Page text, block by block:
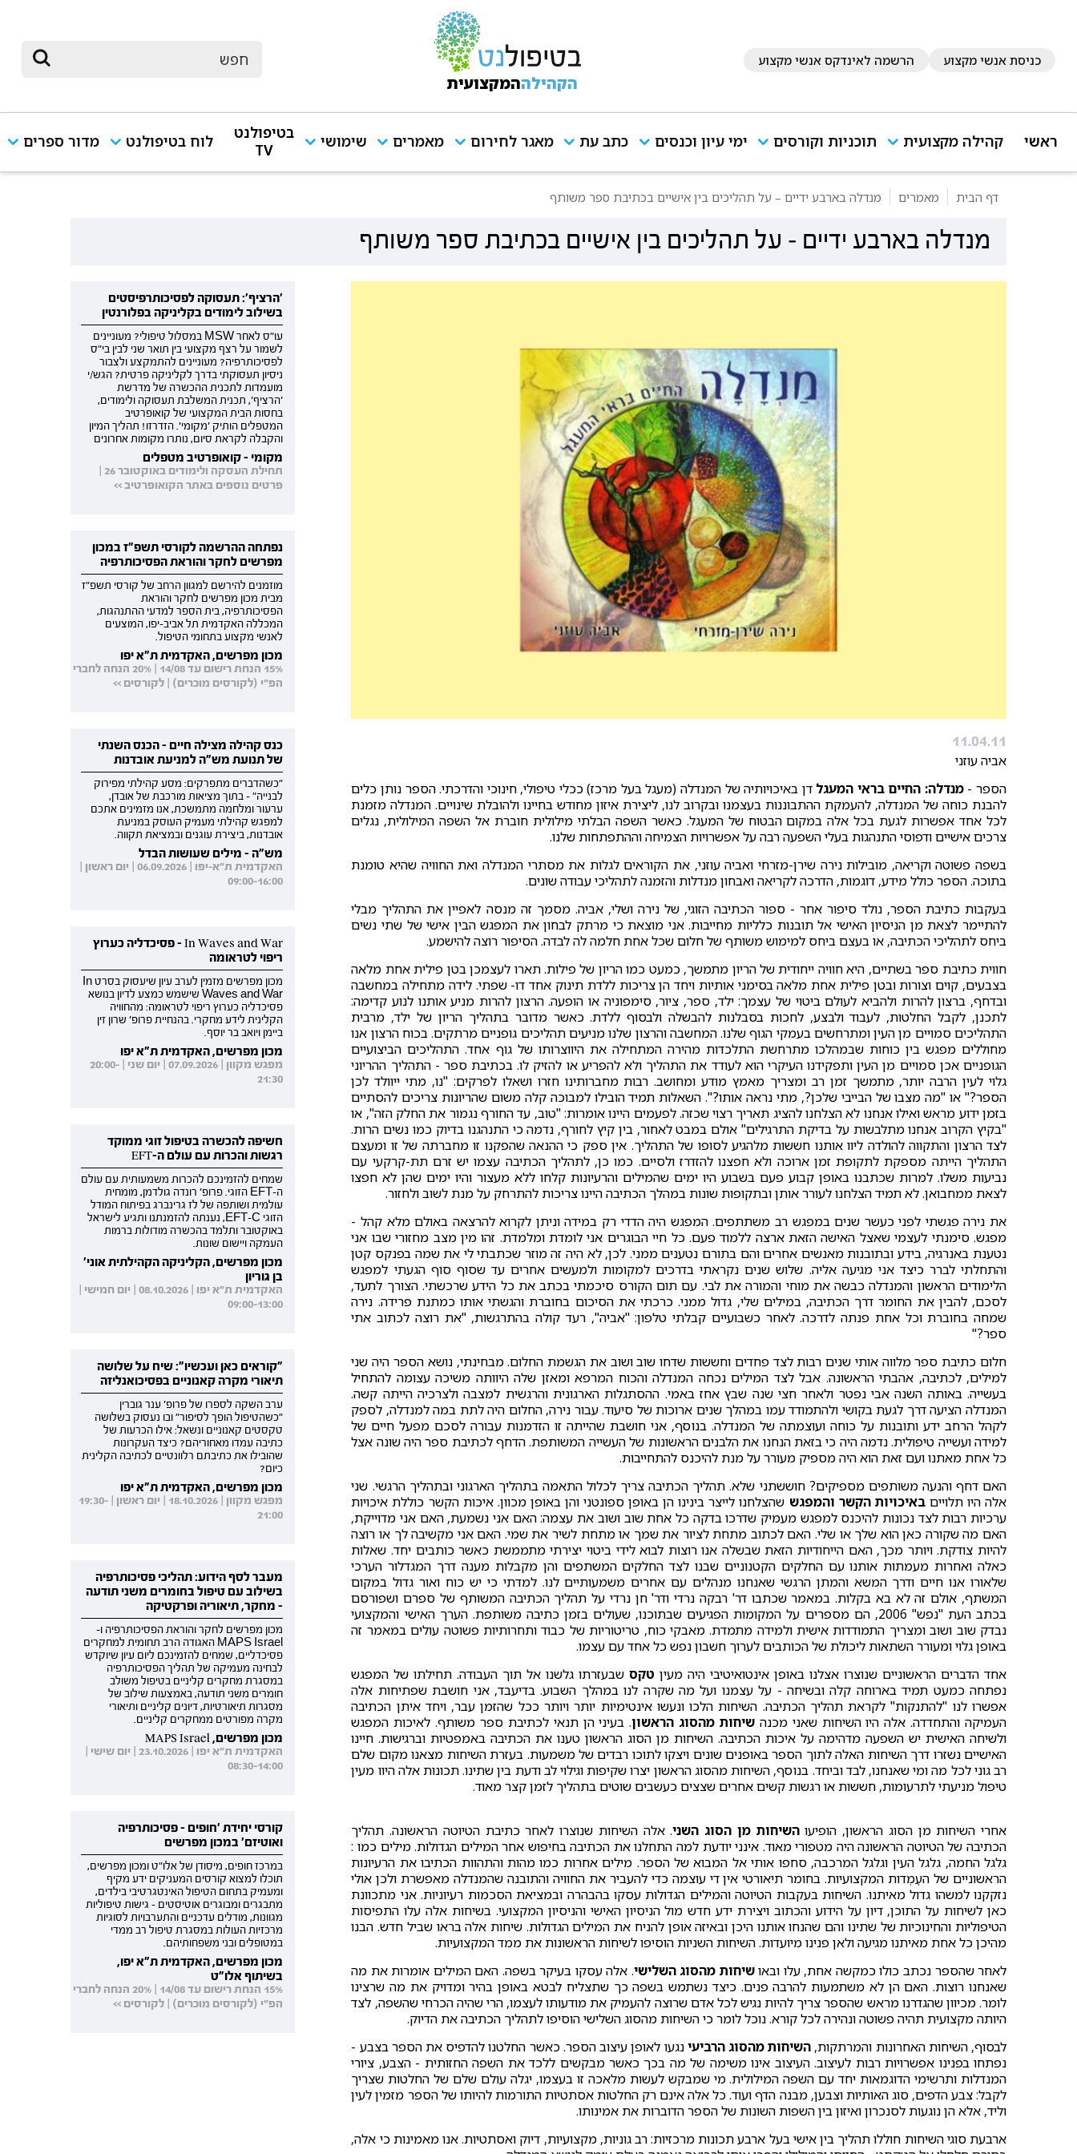
כניסת אנשי מקצוע הרשמה לאינדקס אנשי מקצוע
הקהילההמקצועית
ראשי קהילה מקצועית תוכניות וקורסים ימי עיון וכנסים כתב עת מאגר לחירום מאמרים שימושי
בטיפולנט
TV
לוח בטיפולנט מדור ספרים
דף הבית מאמרים מנדלה בארבע ידיים – על תהליכים בין אישיים בכתיבת ספר משותף
מנדלה בארבע ידיים – על תהליכים בין אישיים בכתיבת ספר משותף
11.04.11
אביה עוזני
הספר -מנדלה: החיים בראי המעגל דן באיכויותיה של המנדלה (מעגל בעל מרכז) ככלי טיפולי, חינוכי והדרכתי. הספר נותן כלים
להבנת כוחה של המנדלה, להעמקת ההתבוננות בעצמנו ובקרוב לנו, ליצירת איזון מחודש בחיינו ולהובלת שינויים. המנדלה מזמנת
לכל אחד אפשרות לגעת בכל אלה במקום הבטוח של המעגל. כאשר השפה הבלתי מילולית חוברת אל השפה המילולית, נגלים
צרכים אישיים ודפוסי התנהגות בעלי השפעה רבה על אפשרויות הצמיחה וההתפתחות שלנו.
בשפה פשוטה וקריאה, מובילות נירה שירן-מזרחי ואביה עוזני, את הקוראים לגלות את מסתרי המנדלה ואת החוויה שהיא טומנת
בתוכה. הספר כולל מידע, דוגמות, הדרכה לקריאה ואבחון מנדלות והזמנה לתהליכי עבודה שונים.
בעקבות כתיבת הספר, נולד סיפור אחר - ספור הכתיבה הזוגי, של נירה ושלי, אביה. מסמך זה מנסה לאפיין את התהליך מבלי
להתיימר לצאת מן הניסיון האישי אל תובנות כלליות מחייבות. אני מוצאת כי מרתק לבחון את המפגש הבין אישי של שתי נשים
ביחס לתהליכי הכתיבה, או בעצם ביחס למימוש משותף של חלום שכל אחת חלמה לה לבדה. הסיפור רוצה להישמע.
חווית כתיבת ספר בשתיים, היא חוויה ייחודית של הריון מתמשך, כמעט כמו הריון של פילות. תארו לעצמכן בטן פילית אחת מלאה
בצבעים, קוים וצורות ובטן פילית אחת מלאה בסימני אותיות ויחד הן צריכות ללדת תינוק אחד דו- שפתי. לידה מתחילה במחשבה
ובדחף, ברצון להרות ולהביא לעולם ביטוי של עצמך: ילד, ספר, ציור, סימפוניה או הופעה. הרצון להרות מניע אותנו לנוע קדימה:
לתכנן, לקבל החלטות, לעבוד ולבצע, לחכות בסבלנות להבשלה ולבסוף ללדת. כאשר מדובר בתהליך הריון של ילד, מרבית
התהליכים סמויים מן העין ומתרחשים בעמקי הגוף שלנו. המחשבה והרצון שלנו מניעים תהליכים גופניים מרתקים. בכוח הרצון אנו
מחוללים מפגש בין כוחות שבמהלכו מתרחשת התלכדות מהירה המתחילה את היווצרותו של גוף אחד. התהליכים הביצועיים
הגופניים אכן סמויים מן העין ותפקידנו העיקרי הוא לעודד את התהליך ולא להפריע או להזיק לו. בכתיבת ספר - התהליך ההריוני
גלוי לעין הרבה יותר, מתמשך זמן רב ומצריך מאמץ מודע ומחושב. רבות מחברותינו חזרו ושאלו לפרקים: "נו, מתי ייוולד לכן
הספר?" או "מה מצבו של הבייבי שלכן?, מתי נראה אותו?". השאלות תמיד הובילו למבוכה קלה משום שהריונות צריכים להסתיים
בזמן ידוע מראש ואילו אנחנו לא הצלחנו להציג תאריך רצוי שכזה. לפעמים היינו אומרות: "טוב, עד החורף נגמור את החלק הזה", או
"בקיץ הקרוב אנחנו מתלבשות על בדיקת התרגילים" אולם במבט לאחור, בין קיץ לחורף, נדמה כי התנהגנו בדיוק כמו נשים הרות.
לצד הרצון והתקווה להולדה ליוו אותנו חששות מלהגיע לסופו של התהליך. אין ספק כי ההנאה שהפקנו זו מחברתה של זו ומעצם
התהליך הייתה מספקת לתקופת זמן ארוכה ולא חפצנו להזדרז ולסיים. כמו כן, לתהליך הכתיבה עצמו יש זרם תת-קרקעי עם
נביעות משלו. למרות שכתבנו באופן קבוע פעם בשבוע היו ימים שהמילים והרעיונות קלחו ללא מעצור והיו ימים שהן לא חפצו
לצאת ממחבואן. לא תמיד הצלחנו לעורר אותן ובתקופות שונות במהלך הכתיבה היינו צריכות להתרחק על מנת לשוב ולחזור.
את נירה פגשתי לפני כעשר שנים במפגש רב משתתפים. המפגש היה הדדי רק במידה וניתן לקרוא להרצאה באולם מלא קהל -
מפגש. סימנתי לעצמי שאצל האישה הזאת ארצה ללמוד פעם. כל חיי הבוגרים אני לומדת ומלמדת. זהו מין מצב מחזורי שבו אני
נטענת באנרגיה, בידע ובתובנות מאנשים אחרים והם בתורם נטענים ממני. לכן, לא היה זה מוזר שכתבתי לי את שמה בפנקס קטן
והתחלתי לברר כיצד אני מגיעה אליה. שלוש שנים נקראתי בדרכים למקומות ולמעשים אחרים עד שסוף סוף הגעתי למפגש
הלימודים הראשון והמנדלה כבשה את מוחי והמורה את לבי. עם תום הקורס סיכמתי בכתב את כל הידע שרכשתי. הצורך לתעד,
לסכם, להבין את החומר דרך הכתיבה, במילים שלי, גדול ממני. כרכתי את הסיכום בחוברת והגשתי אותו כמתנת פרידה. נירה
שמחה בחוברת וכל אחת פנתה לדרכה. לאחר כשבועיים קבלתי טלפון: "אביה", רעד קולה בהתרגשות, "את רוצה לכתוב אתי
ספר?"
חלום כתיבת ספר מלווה אותי שנים רבות לצד פחדים וחששות שדחו שוב ושוב את הגשמת החלום. מבחינתי, נושא הספר היה שני
למילים, לכתיבה, אהבתי הראשונה. אבל לצד המילים נכחה המנדלה והכוח המרפא ומאזן שלה היוותה משיכה עצומה להתחיל
בעשייה. באותה השנה אבי נפטר ולאחר חצי שנה שבץ אחז באמי. ההסתגלות הארגונית והרגשית למצבה ולצרכיה הייתה קשה.
המנדלה הציעה דרך לגעת בקושי ולהתמודד עמו במהלך שנים ארוכות של סיעוד. עבור נירה, החלום היה לתת במה למנדלה, לספק
לקהל הרחב ידע ותובנות על כוחה ועוצמתה של המנדלה. בנוסף, אני חושבת שהייתה זו הזדמנות עבורה לסכם מפעל חיים של
למידה ועשייה טיפולית. נדמה היה כי בזאת הנחנו את הלבנים הראשונות של העשייה המשותפת. הדחף לכתיבת ספר היה שונה אצל
כל אחת מאתנו ועם זאת הוא היה מספיק מעורר על מנת להיכנס להתחייבות.
האם דחף והנעה משותפים מספיקים? חוששתני שלא. תהליך הכתיבה צריך לכלול התאמה בתהליך הארגוני ובתהליך הרגשי. שני
אלה היו תלוייםבאיכויות הקשר והמפגש שהצלחנו לייצר בינינו הן באופן ספונטני והן באופן מכוון. איכות הקשר כוללת איכויות
ערכיות רבות לצד נכונות להיכנס למפגש מעמיק שדרכו בדקה כל אחת שוב ושוב את עצמה: האם אני נשמעת, האם אני מדוייקת,
האם מה שקורה כאן הוא שלך או שלי. האם לכתוב מתחת לציור את שמך או מתחת לשיר את שמי. האם אני מקשיבה לך או רוצה
להיות צודקת. ויותר מכך, האם הייחודיות הזאת שבשלה אנו רוצות לבוא לידי ביטוי יצירתי מתממשת כאשר כותבים יחד. שאלות
כאלה ואחרות מעמתות אותנו עם החלקים הקטנוניים שבנו לצד החלקים המשתפים והן מקבלות מענה דרך המגדלור הערכי
שלאורו אנו חיים ודרך המשא והמתן הרגשי שאנחנו מנהלים עם אחרים משמעותיים לנו. למדתי כי יש כוח ואור גדול במקום
המשתף, אולם זה לא בא בקלות. במאמר שכתבו דר' רבקה נרדי ודר' חן נרדי על תהליך הכתיבה המשותף של ספרם ושפורסם
בכתב העת "נפש" 2006, הם מספרים על המקומות הפגיעים שבתוכנו, שעולים בזמן כתיבה משותפת. הערך האישי והמקצועי
נבדק שוב ושוב ומצריך התמודדות אישית ולמידה מתמדת. מאבקי כוח, טריטוריות של כבוד ותחרותיות פשוטה עולים במאמר זה
באופן גלוי ומעורר השתאות ליכולת של הכותבים לערוך חשבון נפש כל אחד עם עצמו.
אחד הדברים הראשוניים שנוצרו אצלנו באופן אינטואיטיבי היה מעין טקסשבעזרתו גלשנו אל תוך העבודה. תחילתו של המפגש
נפתחה כמעט תמיד בארוחה קלה ובשיחה - על עצמנו ועל מה שקרה לנו במהלך השבוע. בדיעבד, אני חושבת שפתיחות אלה
אפשרו לנו "להתנקות" לקראת תהליך הכתיבה. השיחות הלכו ונעשו אינטימיות יותר ויותר ככל שהזמן עבר, ויחד איתן הכתיבה
העמיקה והתחדדה. אלה היו השיחות שאני מכנה שיחות מהסוג הראשון. בעיני הן תנאי לכתיבת ספר משותף. לאיכות המפגש
ולשיחה האישית יש השפעה מדהימה על איכות הכתיבה. השיחות מן הסוג הראשון טענו את הכתיבה באמפטיות וברגישות. חיינו
האישיים נשזרו דרך השיחות האלה לתוך הספר באופנים שונים ויצקו לתוכו רבדים של משמעות. בעזרת השיחות מצאנו מקום שלם
רב גוני לכל מה ומי שאנחנו, לבד וביחד. בנוסף, השיחות מהסוג הראשון יצרו שקיפות וגילוי לב ודעת בין שתינו. תכונות אלה היוו מעין
טיפול מניעתי לתרעומות, חששות או רגשות קשים אחרים שצצים כעשבים שוטים בתהליך לזמן קצר מאוד.
אחרי השיחות מן הסוג הראשון, הופיעוהשיחות מן הסוג השני. אלה השיחות שנוצרו לאחר כתיבת הטיוטה הראשונה. תהליך
הכתיבה של הטיוטה הראשונה היה מטפורי מאוד. אינני יודעת למה התחלנו את הכתיבה בחיפוש אחר המילים הגדולות. מילים כמו :
גלגל החמה, גלגל העין וגלגל המרכבה, סחפו אותי אל המבוא של הספר. מילים אחרות כמו מהות והתהוות הכתיבו את הרעיונות
הראשוניים של העֶמְדות המקצועיות. בחומר תיאורטי אין די עוצמה כדי להעביר את החוויה והתובנה שהמנדלה מאפשרת ולכן אולי
נזקקנו למשהו גדול מאיתנו. השיחות בעקבות הטיוטה והמילים הגדולות עסקו בהבהרה ובמציאת הסכמות רעיוניות. אני מתכוונת
כאן לשיחות על התוכן, דיון על הידוע והכתוב ויצירת ידע חדש מול הניסיון האישי והניסיון המקצועי. בשיחות אלה עלו התפיסות
הטיפוליות והחינוכיות של שתינו והם שהנחו אותנו היכן ובאיזה אופן להניח את המילים הגדולות. שיחות אלה בראו שביל חדש. הבנו
מהיכן כל אחת מאיתנו מגיעה ולאן פנינו מיועדות. השיחות השניות הוסיפו לשיחות הראשונות את ממד המקצועיות.
לאחר שהספר נכתב כולו כמקשה אחת, עלו ובאושיחות מהסוג השלישי. אלה עסקו בעיקר בשפה. האם המילים אומרות את מה
שאנחנו רוצות. האם הן לא משתמעות להרבה פנים. כיצד נשתמש בשפה כך שתצליח לבטא באופן בהיר ומדויק את מה שרצינו
לומר. מכיוון שהגדרנו מראש שהספר צריך להיות נגיש לכל אדם שרוצה להעמיק את מודעותו לעצמו, הרי שהיה הכרחי שהשפה, לצד
היותה מקצועית תהיה פשוטה ונהירה לכל קורא. נוכל לומר כי השיחות מהסוג השלישי הוסיפו לתהליך הכתיבה את הדיוק.
לבסוף, השיחות האחרונות והמרתקות, השיחות מהסוג הרביעינגעו לאופן עיצוב הספר. כאשר החלטנו להדפיס את הספר בצבע -
נפתחו בפנינו אפשרויות רבות לעיצוב. העיצוב אינו משימה של מה בכך כאשר מבקשים ללכד את השפה החזותית - הצבע, ציורי
המנדלות ותרשימי הדוגמאות יחד עם השפה המילולית. מי שמבקש לעשות מלאכה זו בעצמו, יגלה עולם שלם של החלטות שצריך
לקבל: צבע הדפים, סוג האותיות וצבען, מבנה הדף ועוד. כל אלה אינם רק החלטות אסתטיות התורמות להיותו של הספר מזמין לעין
וליד, אלא הן נוגעות לסנכרון ואיזון בין השפות השונות של הספר הדוברות את אמינותו.
ארבעת סוגי השיחות חוללו תהליך בין אישי בעל ארבע תכונות מרכזיות: רב גוניות, מקצועיות, דיוק ואסתטיות. אנו מאמינות כי אלה,
'הרציף': תעסוקה לפסיכותרפיסטים
בשילוב לימודים בקליניקה בפלורנטין
עו"ס לאחר MSW במסלול טיפולי? מעוניינים
לשמור על רצף מקצועי בין תואר שני לבין בי"ס
לפסיכותרפיה? מעוניינים להתמקצע ולצבור
ניסיון תעסוקתי בדרך לקליניקה פרטית? הגש/י
מועמדות לתכנית ההכשרה של מדרשת
'הרציף', תכנית המשלבת תעסוקה ולימודים,
בחסות הבית המקצועי של קואופרטיב
המטפלים הותיק 'מקומי'. הזדרזו! תהליך המיון
והקבלה לקראת סיום, נותרו מקומות אחרונים
מקומי - קואופרטיב מטפלים
תחילת העסקה ולימודים באוקטובר 26 |
פרטים נוספים באתר הקואופרטיב >>
נפתחה ההרשמה לקורסי תשפ"ז במכון
מפרשים לחקר והוראת הפסיכותרפיה
מוזמנים להירשם למגוון הרחב של קורסי תשפ"ז
מבית מכון מפרשים לחקר והוראת
הפסיכותרפיה, בית הספר למדעי ההתנהגות,
המכללה האקדמית תל אביב-יפו, המוצעים
לאנשי מקצוע בתחומי הטיפול.
מכון מפרשים, האקדמית ת"א יפו
15% הנחת רישום עד 14/08 | 20% הנחה לחברי
הפ"י (לקורסים מוכרים) | לקורסים >>
כנס קהילה מצילה חיים - הכנס השנתי
של תנועת מש"ה למניעת אובדנות
"כשהדברים מתפרקים: מסע קהילתי מפירוק
לבנייה" - בתוך מציאות מורכבת של אובדן,
ערעור ומלחמה מתמשכת, אנו מזמינים אתכם
למפגש קהילתי מעמיק העוסק במניעת
אובדנות, ביצירת עוגנים ובמציאת תקווה.
מש"ה - מילים שעושות הבדל
האקדמית ת"א-יפו | 06.09.2026 | יום ראשון |
09:00-16:00
In Waves and War - פסיכדליה כערוץ
ריפוי לטראומה
מכון מפרשים מזמין לערב עיון שיעסוק בסרט In
Waves and War שישמש כמצע לדיון בנושא
פסיכדליה כערוץ ריפוי לטראומה: מהחוויה
הקלינית לידע מחקרי. בהנחיית פרופ' שרון זין
ביימן ויואב בר יוסף.
מכון מפרשים, האקדמית ת"א יפו
מפגש מקוון | 07.09.2026 | יום שני | 20:00-
21:30
חשיפה להכשרה בטיפול זוגי ממוקד
רגשות והכרות עם עולם ה-EFT
שמחים להזמינכם להכרות משמעותית עם עולם
ה-EFT הזוגי. פרופ' רונדה גולדמן, מומחית
עולמית ושותפה של לז גרינברג בפיתוח המודל
הזוגי EFT-C, נענתה להזמנתנו ותגיע לישראל
באוקטובר ותלמד בהכשרה מודולות ברמות
העמקה ויישום שונות.
מכון מפרשים, הקליניקה הקהילתית אוני'
בן גוריון
האקדמית ת"א יפו | 08.10.2026 | יום חמישי |
09:00-13:00
"קוראים כאן ועכשיו": שיח על שלושה
תיאורי מקרה קאנוניים בפסיכואנליזה
ערב השקה לספרו של פרופ' ענר גוברין
"כשהטיפול הופך לסיפור" ובו נעסוק בשלושה
טקסטים קאנוניים ונשאל: אילו הכרעות של
כתיבה עמדו מאחוריהם? כיצד העקרונות
שהובילו את כתיבתם רלוונטיים לכתיבה הקלינית
כיום?
מכון מפרשים, האקדמית ת"א יפו
מפגש מקוון | 18.10.2026 | יום ראשון | 19:30-
21:00
מעבר לסף הידוע: תהליכי פסיכותרפיה
בשילוב עם טיפול בחומרים משני תודעה
- מחקר, תיאוריה ופרקטיקה
מכון מפרשים לחקר והוראת הפסיכותרפיה ו-
MAPS Israel האגודה הרב תחומית למחקרים
פסיכדליים, שמחים להזמינכם ליום עיון שיוקדש
לבחינה מעמיקה של תהליך הפסיכותרפיה
במסגרת מחקרים קליניים בטיפול משולב
חומרים משני תודעה, באמצעות שילוב של
מסגרות תיאורטיות, דיונים קליניים ותיאורי
מקרה מפורטים ממחקרים קליניים.
מכון מפרשים, MAPS Israel
האקדמית ת"א יפו | 23.10.2026 | יום שישי |
08:30-14:00
קורסי יחידת 'חופים - פסיכותרפיה
ואוטיזם' במכון מפרשים
במרכז חופים, מיסודן של אלו"ט ומכון מפרשים,
תוכלו למצוא קורסים המעניקים ידע מקיף
ומעמיק בתחום הטיפול האינטגרטיבי בילדים,
מתבגרים ומבוגרים אוטיסטים - גישות טיפוליות
מגוונות, מודלים עדכניים והתערבויות לסוגיות
מרכזיות העולות במסגרת טיפול רב ממדי
במטופלים ובני משפחותיהם.
מכון מפרשים, האקדמית ת"א יפו,
בשיתוף אלו"ט
15% הנחת רישום עד 14/08 | 20% הנחה לחברי
הפ"י (לקורסים מוכרים) | לקורסים >>